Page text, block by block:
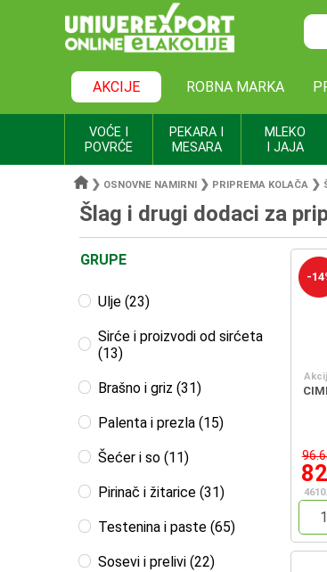
AKCIJE ROBNA MARKA
VOĆE I
POVRĆE
PEKARA I
MESARA
MLEKO
I JAJA
❯ OSNOVNE NAMIRNI ❯ PRIPREMA KOLAČA ❯
Šlag i drugi dodaci za
GRUPE
Ulje (23)
Sirće i proizvodi od sirćeta
(13)
Brašno i griz (31)
Palenta i prezla (15)
Šećer i so (11)
Pirinač i žitarice (31)
Testenina i paste (65)
Sosevi i prelivi (22)
-